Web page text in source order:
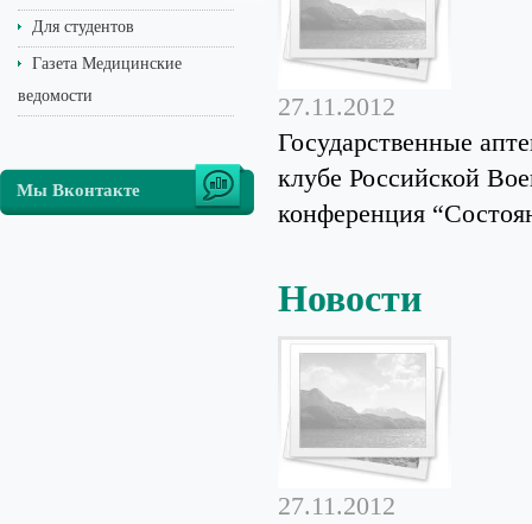
Для студентов
Газета Медицинские
ведомости
Мы Вконтакте
27.11.2012
Государственные
клубе Российской
конференция
Новости
27.11.2012